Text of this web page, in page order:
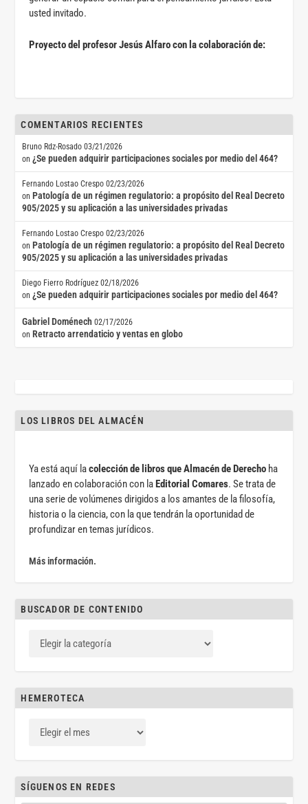
usted invitado.
Proyecto del profesor Jesús Alfaro con la colaboración de:
COMENTARIOS RECIENTES
Bruno Rdz-Rosado 03/21/2026
on¿Se pueden adquirir participaciones sociales por medio del 464?
Fernando Lostao Crespo 02/23/2026
on Patología de un régimen regulatorio: a propósito del Real Decreto
905/2025 y su aplicación a las universidades privadas
Fernando Lostao Crespo 02/23/2026
on Patología de un régimen regulatorio: a propósito del Real Decreto
905/2025 y su aplicación a las universidades privadas
Diego Fierro Rodríguez 02/18/2026
on¿Se pueden adquirir participaciones sociales por medio del 464?
Gabriel Doménech 02/17/2026
on Retracto arrendaticio y ventas en globo
LOS LIBROS DEL ALMACÉN
Ya está aquí lacolección de libros que Almacén de Derecho ha
lanzado en colaboración con laEditorial Comares. Se trata de
una serie de volúmenes dirigidos a los amantes de la filosofía,
historia o la ciencia, con la que tendrán la oportunidad de
profundizar en temas jurídicos.
Más información.
BUSCADOR DE CONTENIDO
HEMEROTECA
SÍGUENOS EN REDES